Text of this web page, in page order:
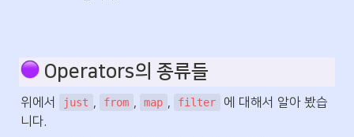
Operators의 종류들
위에서 just , from , map , filter
에 대해서 알아 봤습
니다.